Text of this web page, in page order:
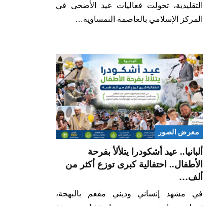
التقليدية، تحولت فعاليات عيد الأضحى في
المركز الإسلامي بالعاصمة النمساوية…
معرض الصور
ألبانيا.. عيد أشكودرا يتلألأ بفرحة
الأطفال.. احتفالية كبرى توزع أكثر من
ألف…
في مشهد إنساني وديني مفعم بالبهجة،